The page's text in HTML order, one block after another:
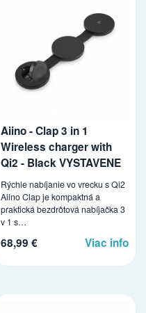
Aiino - Clap 3 in 1
Wireless charger with
Qi2 - Black VYSTAVENE
Rýchle nabíjanie vo vrecku s Qi2
Aiino Clap je kompaktná a
praktická bezdrôtová nabíjačka 3
v 1 s…
68,99 € Viac info